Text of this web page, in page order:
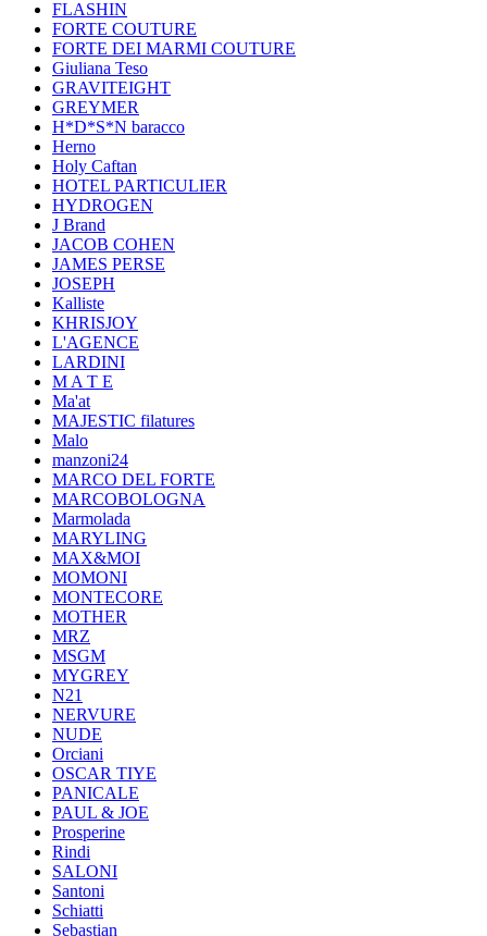
FLASHIN
FORTE COUTURE
FORTE DEI MARMI COUTURE
Giuliana Teso
GRAVITEIGHT
GREYMER
H*D*S*N baracco
Herno
Holy Caftan
HOTEL PARTICULIER
HYDROGEN
J Brand
JACOB COHEN
JAMES PERSE
JOSEPH
Kalliste
KHRISJOY
L'AGENCE
LARDINI
M A T E
Ma'at
MAJESTIC filatures
Malo
manzoni24
MARCO DEL FORTE
MARCOBOLOGNA
Marmolada
MARYLING
MAX&MOI
MOMONI
MONTECORE
MOTHER
MRZ
MSGM
MYGREY
N21
NERVURE
NUDE
Orciani
OSCAR TIYE
PANICALE
PAUL & JOE
Prosperine
Rindi
SALONI
Santoni
Schiatti
Sebastian